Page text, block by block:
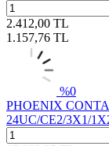
2.412,00 TL
1.157,76 TL
%0
PHOENIX
24UC/CE2/3X1/